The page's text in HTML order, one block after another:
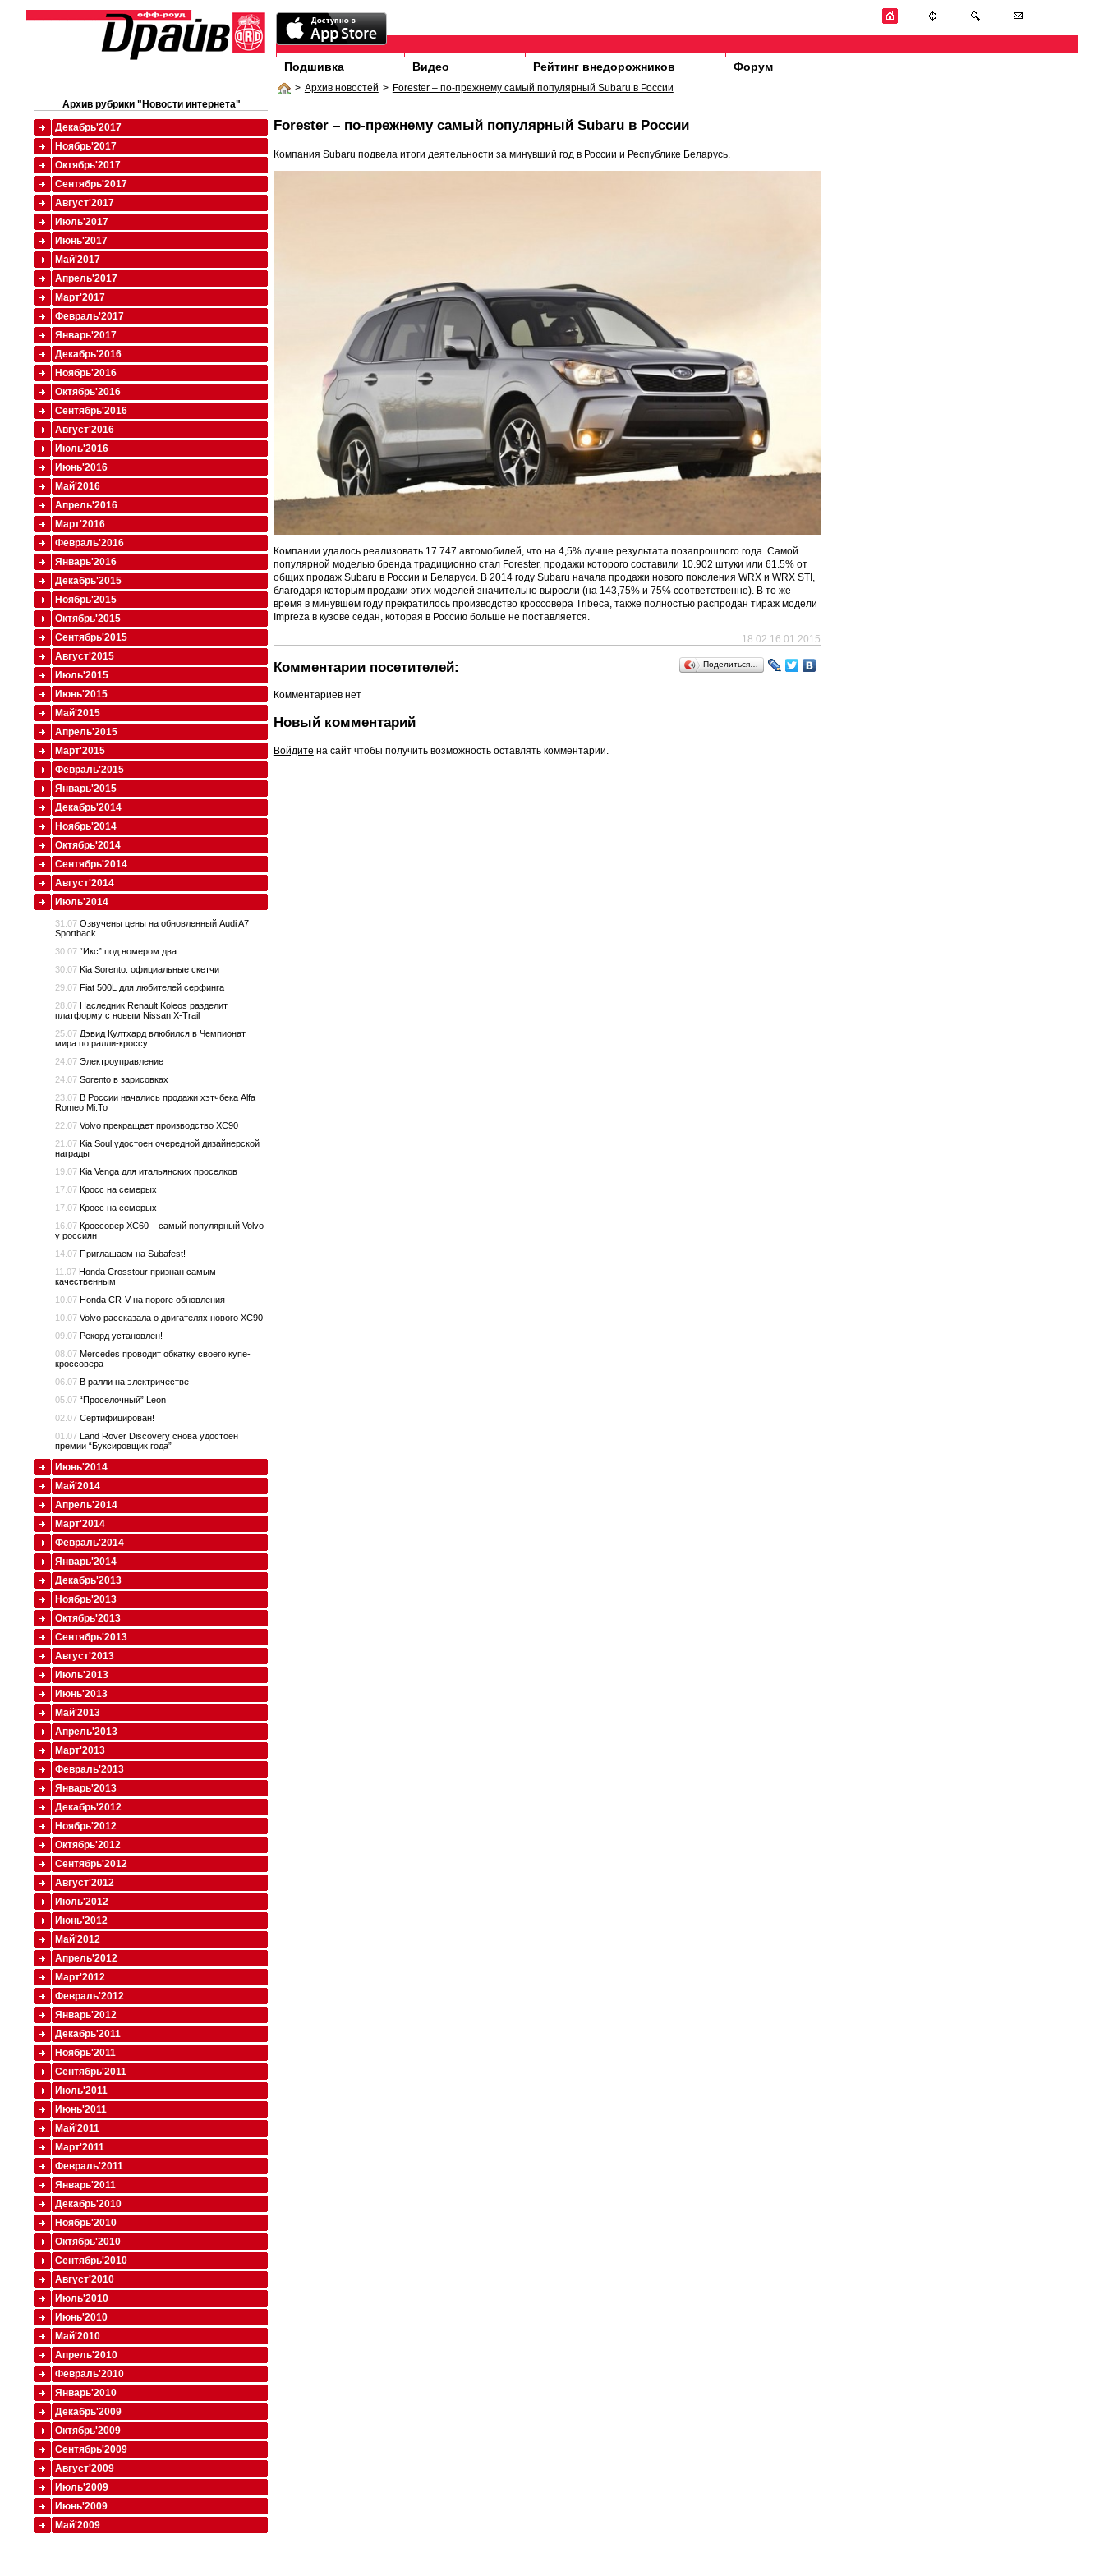
Подшивка Видео Рейтинг внедорожников Форум
> Архив новостей > Forester – по-прежнему самый популярный Subaru в России
Forester – по-прежнему самый популярный Subaru в России
Компания Subaru подвела итоги деятельности за минувший год в России и Республике Беларусь.
Компании удалось реализовать 17.747 автомобилей, что на 4,5% лучше результата позапрошлого года. Самой
популярной моделью бренда традиционно стал Forester, продажи которого составили 10.902 штуки или 61.5% от
общих продаж Subaru в России и Беларуси. В 2014 году Subaru начала продажи нового поколения WRX и WRX STI,
благодаря которым продажи этих моделей значительно выросли (на 143,75% и 75% соответственно). В то же
время в минувшем году прекратилось производство кроссовера Tribeca, также полностью распродан тираж модели
Impreza в кузове седан, которая в Россию больше не поставляется.
18:02 16.01.2015
Поделиться…
Комментарии посетителей:
Комментариев нет
Новый комментарий
Войдите на сайт чтобы получить возможность оставлять комментарии.
Архив рубрики "Новости интернета"
Декабрь'2017
Ноябрь'2017
Октябрь'2017
Сентябрь'2017
Август'2017
Июль'2017
Июнь'2017
Май'2017
Апрель'2017
Март'2017
Февраль'2017
Январь'2017
Декабрь'2016
Ноябрь'2016
Октябрь'2016
Сентябрь'2016
Август'2016
Июль'2016
Июнь'2016
Май'2016
Апрель'2016
Март'2016
Февраль'2016
Январь'2016
Декабрь'2015
Ноябрь'2015
Октябрь'2015
Сентябрь'2015
Август'2015
Июль'2015
Июнь'2015
Май'2015
Апрель'2015
Март'2015
Февраль'2015
Январь'2015
Декабрь'2014
Ноябрь'2014
Октябрь'2014
Сентябрь'2014
Август'2014
Июль'2014
31.07 Озвучены цены на обновленный Audi A7
Sportback
30.07 “Икс” под номером два
30.07 Kia Sorento: официальные скетчи
29.07 Fiat 500L для любителей серфинга
28.07 Наследник Renault Koleos разделит
платформу с новым Nissan X-Trail
25.07 Дэвид Култхард влюбился в Чемпионат
мира по ралли-кроссу
24.07 Электроуправление
24.07 Sorento в зарисовках
23.07 В России начались продажи хэтчбека Alfa
Romeo Mi.To
22.07 Volvo прекращает производство XC90
21.07 Kia Soul удостоен очередной дизайнерской
награды
19.07 Kia Venga для итальянских проселков
17.07 Кросс на семерых
17.07 Кросс на семерых
16.07 Кроссовер XC60 – самый популярный Volvo
у россиян
14.07 Приглашаем на Subafest!
11.07 Honda Crosstour признан самым
качественным
10.07 Honda CR-V на пороге обновления
10.07 Volvo рассказала о двигателях нового XC90
09.07 Рекорд установлен!
08.07 Mercedes проводит обкатку своего купе-
кроссовера
06.07 В ралли на электричестве
05.07 “Проселочный” Leon
02.07 Сертифицирован!
01.07 Land Rover Discovery снова удостоен
премии “Буксировщик года”
Июнь'2014
Май'2014
Апрель'2014
Март'2014
Февраль'2014
Январь'2014
Декабрь'2013
Ноябрь'2013
Октябрь'2013
Сентябрь'2013
Август'2013
Июль'2013
Июнь'2013
Май'2013
Апрель'2013
Март'2013
Февраль'2013
Январь'2013
Декабрь'2012
Ноябрь'2012
Октябрь'2012
Сентябрь'2012
Август'2012
Июль'2012
Июнь'2012
Май'2012
Апрель'2012
Март'2012
Февраль'2012
Январь'2012
Декабрь'2011
Ноябрь'2011
Сентябрь'2011
Июль'2011
Июнь'2011
Май'2011
Март'2011
Февраль'2011
Январь'2011
Декабрь'2010
Ноябрь'2010
Октябрь'2010
Сентябрь'2010
Август'2010
Июль'2010
Июнь'2010
Май'2010
Апрель'2010
Февраль'2010
Январь'2010
Декабрь'2009
Октябрь'2009
Сентябрь'2009
Август'2009
Июль'2009
Июнь'2009
Май'2009